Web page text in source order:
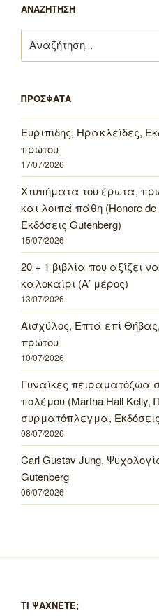
ΑΝΑΖΗΤΗΣΗ
για:
ΠΡΟΣΦΑΤΑ
Ευριπίδης, Ηρακλείδες,
πρώτου
17/07/2026
Χτυπήματα του έρωτα,
και λοιπά πάθη (Honore
Εκδόσεις Gutenberg)
15/07/2026
20 + 1 βιβλία που αξίζει
καλοκαίρι (Α’ μέρος)
13/07/2026
Αισχύλος, Επτά επί
πρώτου
10/07/2026
Γυναίκες πειραματόζωα
πολέμου (Martha Hall Kelly,
συρματόπλεγμα,
08/07/2026
Carl Gustav Jung,
Gutenberg
06/07/2026
ΤΙ ΨΑΧΝΕΤΕ;